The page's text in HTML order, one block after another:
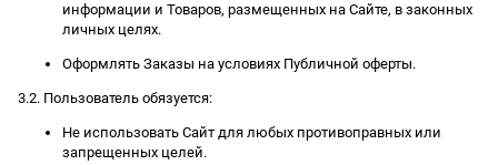
информации и Товаров, размещенных на Сайте, в законных
личных целях.
Оформлять Заказы на условиях Публичной оферты.
3.2. Пользователь обязуется:
Не использовать Сайт для любых противоправных или
запрещенных целей.